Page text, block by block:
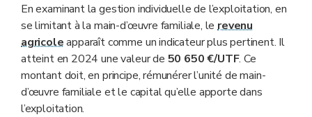
En examinant la gestion individuelle de l’exploitation, en
se limitant à la main-d’œuvre familiale, lerevenu
agricoleapparaît comme un indicateur plus pertinent. Il
atteint en 2024 une valeur de 50 650 €/UTF. Ce
montant doit, en principe, rémunérer l’unité de main-
d’œuvre familiale et le capital qu’elle apporte dans
l’exploitation.